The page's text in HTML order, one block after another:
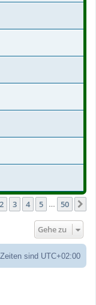
von50
2 3 4 5 50
Gehe zu
sind UTC+02:00